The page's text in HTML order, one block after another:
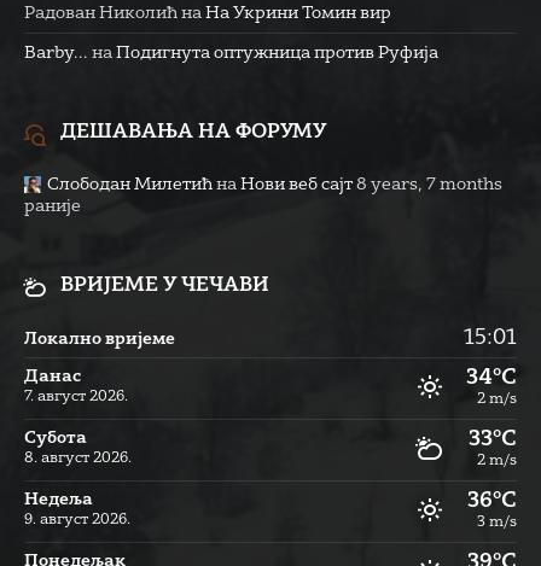
Радован Николић на На Укрини Томин вир
Barby... на Подигнута оптужница против Руфија
ДЕШАВАЊА НА ФОРУМУ
Слободан Милетић на Нови веб сајт 8 years, 7 months
раније
ВРИЈЕМЕ У ЧЕЧАВИ
Локално вријеме 15:01
Данас
7. август 2026.
34°C
2 m/s
Субота
8. август 2026.
33°C
2 m/s
Недеља
9. август 2026.
36°C
3 m/s
Понедељак